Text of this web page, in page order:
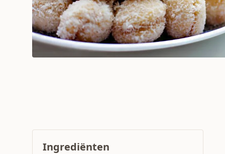
Ingrediënten